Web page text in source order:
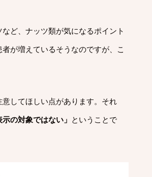
ど、ナッツ類が気になるポイント
が増えているそうなのですが、こ
してほしい点があります。それ
の対象ではない」 ということで